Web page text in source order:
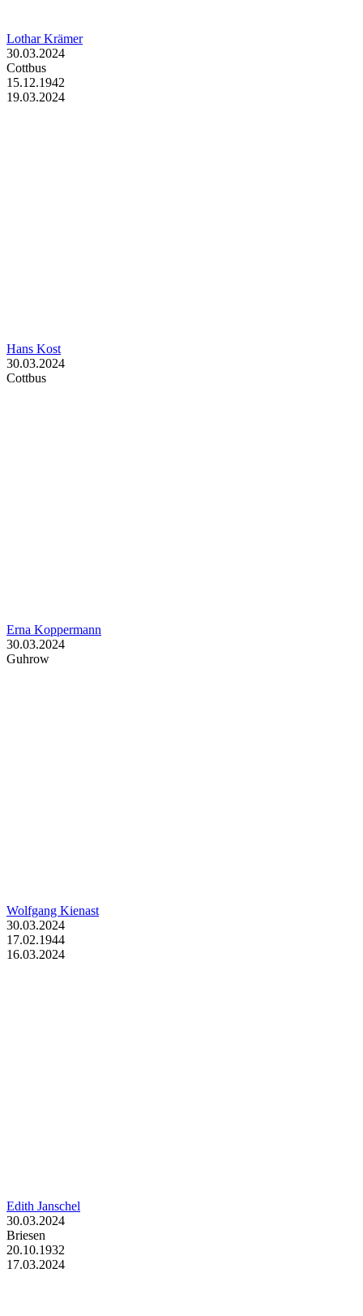
Lothar Krämer
30.03.2024
Cottbus
15.12.1942
19.03.2024
Hans Kost
30.03.2024
Cottbus
Erna Koppermann
30.03.2024
Guhrow
Wolfgang Kienast
30.03.2024
17.02.1944
16.03.2024
Edith Janschel
30.03.2024
Briesen
20.10.1932
17.03.2024